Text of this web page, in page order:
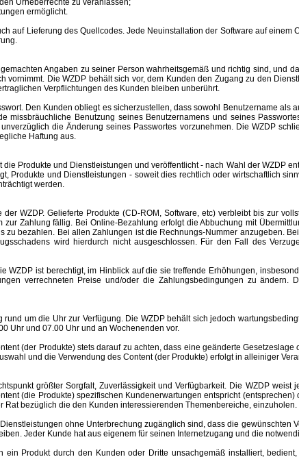
Urheberrechte zu veranlassen;
ermöglicht.
Lieferung des Quellcodes. Jede Neuinstallation der Software auf einem
Angaben zu seiner Person wahrheitsgemäß und richtig sind, und
Die WZDP behält sich vor, dem Kunden den Zugang zu den
Verpflichtungen des Kunden bleiben unberührt.
Den Kunden obliegt es sicherzustellen, dass sowohl Benutzername als
missbräuchliche Benutzung seines Benutzernamens und seines
die Änderung seines Passwortes vorzunehmen. Die WZDP
Haftung aus.
Produkte und Dienstleistungen und veröffentlicht - nach Wahl der WZDP
Produkte und Dienstleistungen - soweit dies rechtlich oder wirtschaftlich
werden.
Gelieferte Produkte (CD-ROM, Software, etc) verbleibt bis zur
Zahlung fällig. Bei Online-Bezahlung erfolgt die Abbuchung mit
bezahlen. Bei allen Zahlungen ist die Rechnungs-Nummer anzugeben.
wird hierdurch nicht ausgeschlossen. Für den Fall des
ist berechtigt, im Hinblick auf die sie treffende Erhöhungen,
verrechneten Preise und/oder die Zahlungsbedingungen zu
um die Uhr zur Verfügung. Die WZDP behält sich jedoch
Uhr und 07.00 Uhr und an Wochenenden vor.
(der Produkte) stets darauf zu achten, dass eine geänderte Gesetzeslage
und die Verwendung des Content (der Produkte) erfolgt in alleiniger
größter Sorgfalt, Zuverlässigkeit und Verfügbarkeit. Die WZDP weist
(die Produkte) spezifischen Kundenerwartungen entspricht
bezüglich die den Kunden interessierenden Themenbereiche, einzuholen.
ohne Unterbrechung zugänglich sind, dass die gewünschten
Jeder Kunde hat aus eigenem für seinen Internetzugang und die
durch den Kunden oder Dritte unsachgemäß installiert, bedient,